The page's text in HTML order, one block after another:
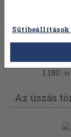
Vissza az
1.180 ,-Ft
Az úszás
Sütibeállítások